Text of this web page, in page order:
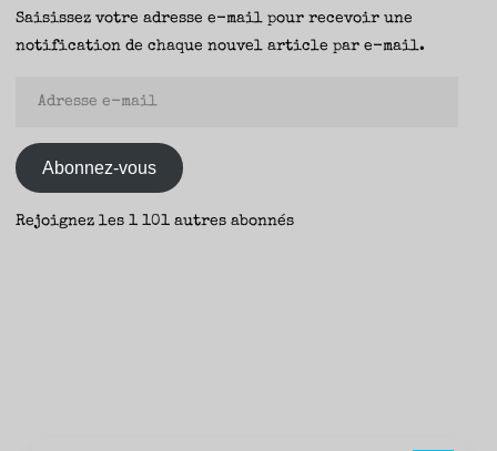
Saisissez votre adresse e-mail pour recevoir une
notification de chaque nouvel article par e-mail.
mail
Abonnez-vous
Rejoignez les 1 101 autres abonnés